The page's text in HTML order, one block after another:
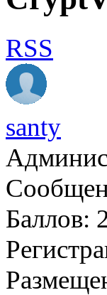
RSS
santy
Баллов: